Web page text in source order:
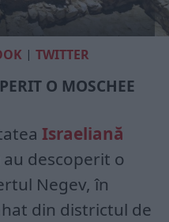
|TWITTER
O MOSCHEE
Israeliană
descoperit o
Negev, în
din districtul de